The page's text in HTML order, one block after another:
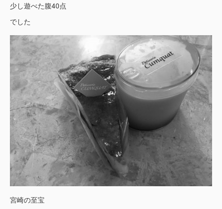
少し遊べた腹40点
でした
宮崎の至宝